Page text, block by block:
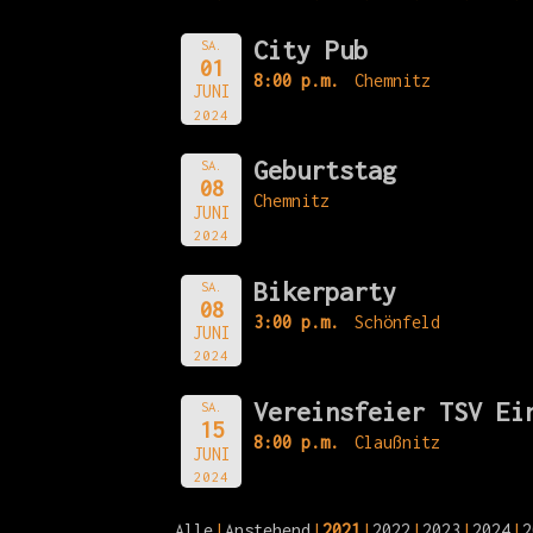
SA.
01
JUNI
2024
City Pub
8:00 p.m. Chemnitz
SA.
08
JUNI
2024
Geburtstag
Chemnitz
SA.
08
JUNI
2024
Bikerparty
3:00 p.m. Schönfeld
SA.
15
JUNI
2024
Vereinsfeier TSV
8:00 p.m. Claußnitz